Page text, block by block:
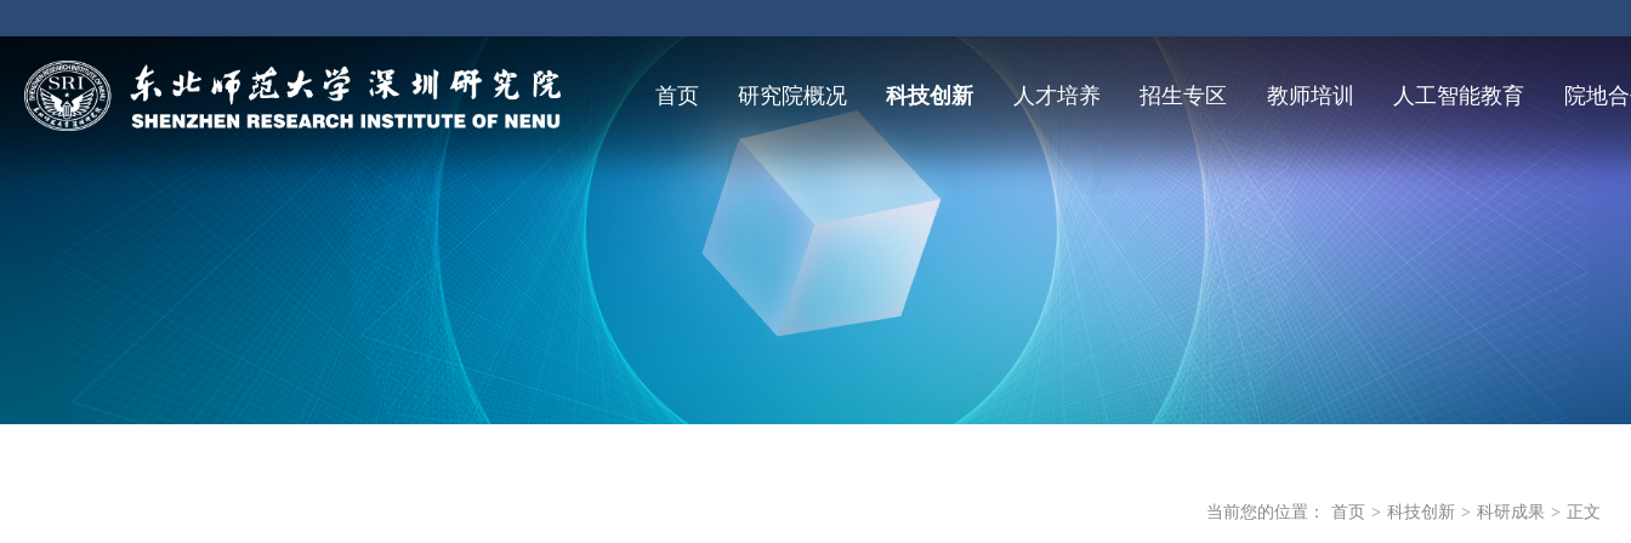
首页 研究院概况 科技创新 人才培养 招生专区 教师培训 人工智能教育 院地
当前您的位置： 首页 > 科技创新 > 科研成果 > 正文